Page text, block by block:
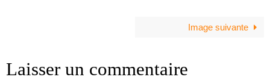
Image suivante
Laisser un commentaire